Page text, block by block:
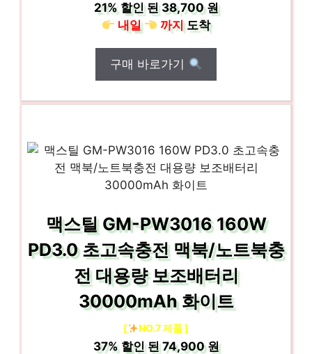
21%할인 된38,700 원
내일
까지도착
구매 바로가기
맥스틸 GM-PW3016 160W
PD3.0 초고속충전 맥북/노트북충
전 대용량 보조배터리
30000mAh 화이트
[ NO.7 제품 ]
37%할인 된74,900 원